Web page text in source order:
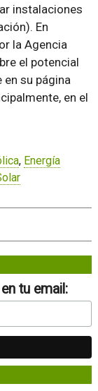
instalaciones
En
la Agencia
el potencial
su página
en el
, Energía
tu email: